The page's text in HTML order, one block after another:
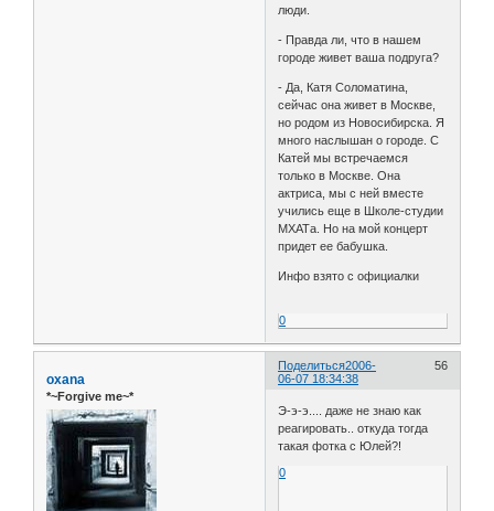
люди.
- Правда ли, что в нашем
городе живет ваша подруга?
- Да, Катя Соломатина,
сейчас она живет в Москве,
но родом из Новосибирска. Я
много наслышан о городе. С
Катей мы встречаемся
только в Москве. Она
актриса, мы с ней вместе
учились еще в Школе-студии
МХАТа. Но на мой концерт
придет ее бабушка.
Инфо взято с официалки
0
Поделиться 56
2006-
06-07 18:34:38
oxana
*~Forgive me~*
Э-э-э.... даже не знаю как
реагировать.. откуда тогда
такая фотка с Юлей?!
0